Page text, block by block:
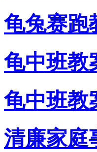
龟兔赛跑
龟中班教
龟中班教
清廉家庭